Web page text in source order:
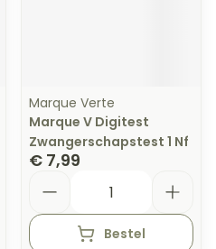
Marque Verte
Marque V Digitest
Zwangerschapstest 1 Nf
€ 7,99
Bestel